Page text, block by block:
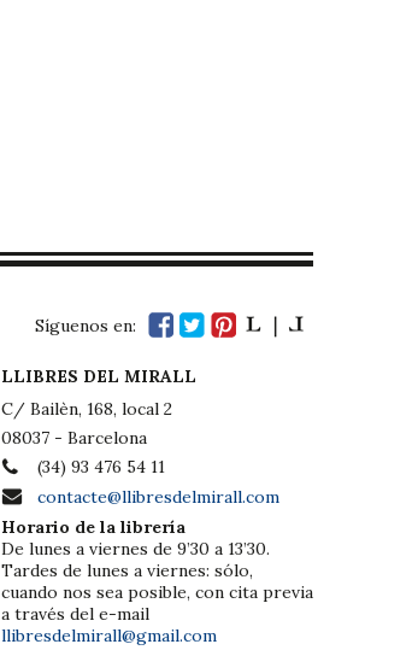
Síguenos en:
LLIBRES DEL MIRALL
C/ Bailèn, 168, local 2
08037 - Barcelona
(34) 93 476 54 11
contacte@llibresdelmirall.com
Horario de la librería
De lunes a viernes de 9’30 a 13’30.
Tardes de lunes a viernes: sólo,
cuando nos sea posible, con cita previa
a través del e-mail
llibresdelmirall@gmail.com